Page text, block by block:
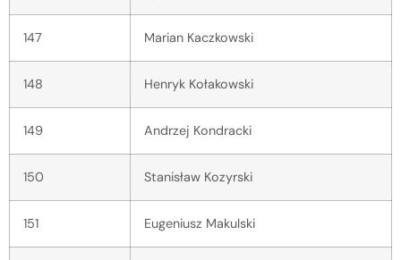
147 Marian Kaczkowski
148 Henryk Kołakowski
149 Andrzej Kondracki
150 Stanisław Kozyrski
151 Eugeniusz Makulski